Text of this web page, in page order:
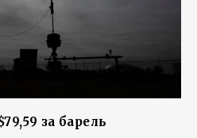
за барель